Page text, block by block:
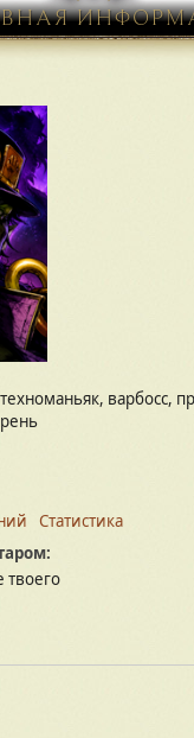
варбосс,
Статистика
твоего